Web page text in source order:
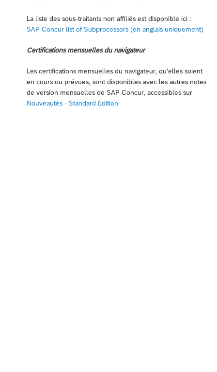
La liste des sous-traitants non affiliés est disponible ici :
SAP Concur list of Subprocessors (en anglais uniquement)
Certifications mensuelles du navigateur
Les certifications mensuelles du navigateur, qu’elles soient
en cours ou prévues, sont disponibles avec les autres notes
de version mensuelles de SAP Concur, accessibles sur
Nouveautés - Standard Edition